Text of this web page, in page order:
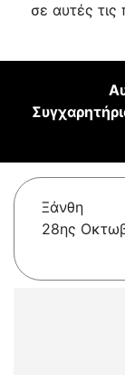
σε αυτές τις
Ξάνθη
28ης